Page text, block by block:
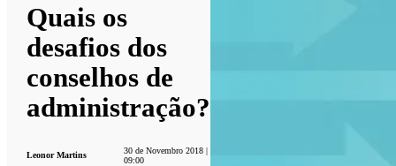
Quais os
desafios dos
conselhos de
administração?
Leonor Martins
30 de Novembro 2018 |
09:00